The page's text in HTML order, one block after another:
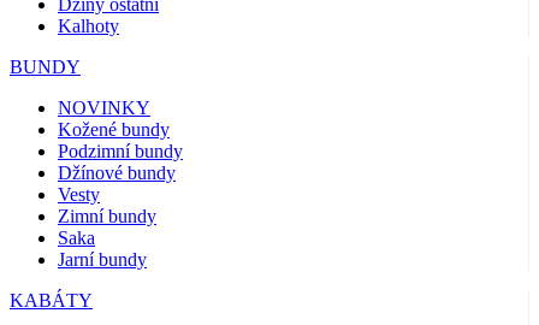
Džíny ostatní
Kalhoty
BUNDY
NOVINKY
Kožené bundy
Podzimní bundy
Džínové bundy
Vesty
Zimní bundy
Saka
Jarní bundy
KABÁTY